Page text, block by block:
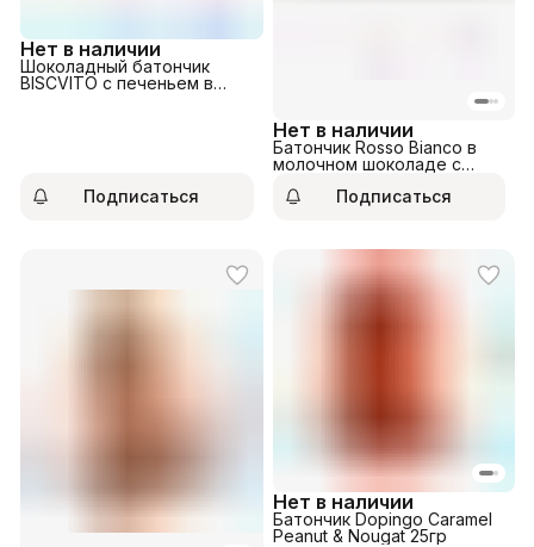
Нет в наличии
Шоколадный батончик
BISCVITO с печеньем в
Подписаться
Нет в наличии
Батончик Rosso Bianco в
молочном шоколаде с
фисташкой 40гр
Подписаться
Нет в наличии
Батончик Dopingo Caramel
Peanut & Nougat 25гр